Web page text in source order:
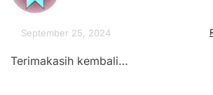
September 25, 2024
Terimakasih kembali…